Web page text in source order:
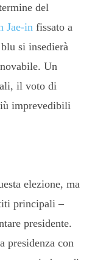
del
Jae-in fissato a
si insedierà
Un
il voto di
imprevedibili
elezione, ma
principali –
presidente.
presidenza con